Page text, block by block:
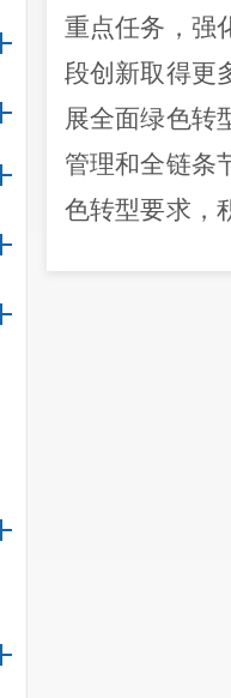
重点任务，强
段创新取得更
展全面绿色转
管理和全链条
色转型要求，